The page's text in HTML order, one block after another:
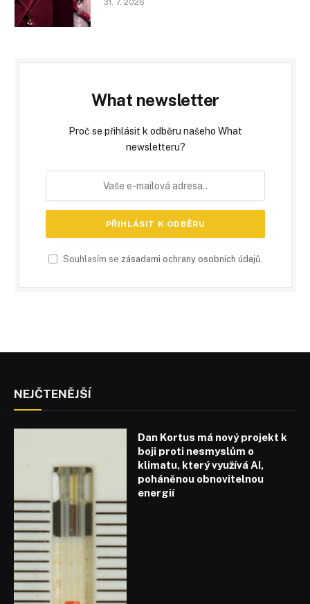
What newsletter
Proč se přihlásit k odběru našeho What
newsletteru?
Souhlasím se zásadami ochrany osobních údajů
NEJČTENĚJŠÍ
Dan Kortus má nový projekt k
boji proti nesmyslům o
klimatu, který využívá AI,
poháněnou obnovitelnou
energií